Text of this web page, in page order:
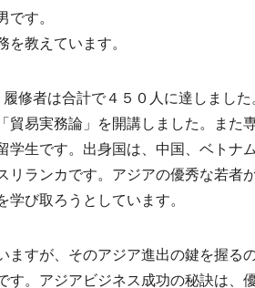
す。
教えています。
修者は合計で４５０人に達しまし
貿易実務論」を開講しました。また
学生です。出身国は、中国、ベトナ
リランカです。アジアの優秀な若者
び取ろうとしています。
すが、そのアジア進出の鍵を握る
。アジアビジネス成功の秘訣は、